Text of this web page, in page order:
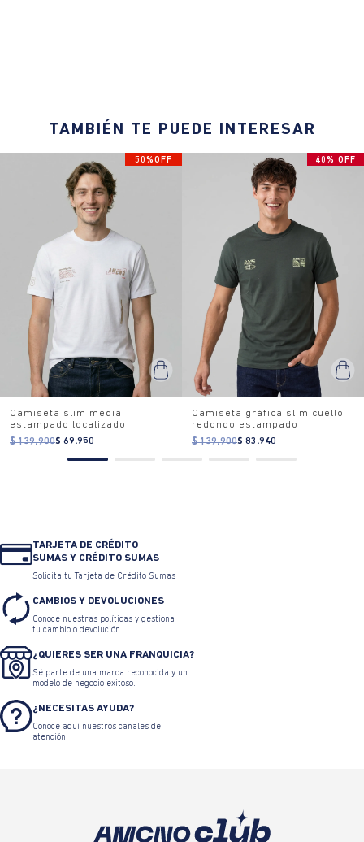
TAMBIÉN TE PUEDE INTERESAR
50%OFF
Camiseta slim media
estampado localizado
$ 139.900$ 69.950
40% OFF
Camiseta gráfica slim cuello
redondo estampado
$ 139.900$ 83.940
TARJETA DE CRÉDITO
SUMAS Y CRÉDITO SUMAS
Solicita tu Tarjeta de Crédito Sumas
CAMBIOS Y DEVOLUCIONES
Conoce nuestras políticas y gestiona
tu cambio o devolución.
¿QUIERES SER UNA FRANQUICIA?
Sé parte de una marca reconocida y un
modelo de negocio exitoso.
¿NECESITAS AYUDA?
Conoce aquí nuestros canales de
atención.